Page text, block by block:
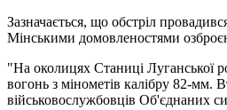
Зазначається, що обстріл
Мінськими домовленостями
"На околицях Станиці Луганської
вогонь з мінометів калібру 82-мм.
військовослужбовців Об'єднаних